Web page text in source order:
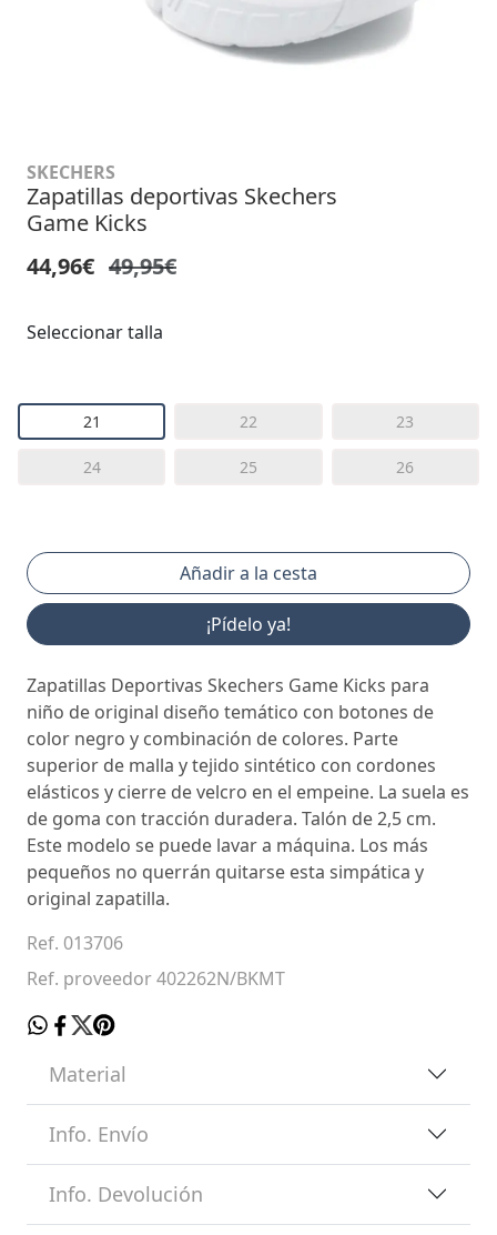
SKECHERS
Zapatillas deportivas Skechers
Game Kicks
44,96€ 49,95€
Seleccionar talla
21 22 23
24 25 26
¡Pídelo ya!
Zapatillas Deportivas Skechers Game Kicks para
niño de original diseño temático con botones de
color negro y combinación de colores. Parte
superior de malla y tejido sintético con cordones
elásticos y cierre de velcro en el empeine. La suela es
de goma con tracción duradera. Talón de 2,5 cm.
Este modelo se puede lavar a máquina. Los más
pequeños no querrán quitarse esta simpática y
original zapatilla.
Ref. 013706
Ref. proveedor 402262N/BKMT
Material
Info. Envío
Info. Devolución